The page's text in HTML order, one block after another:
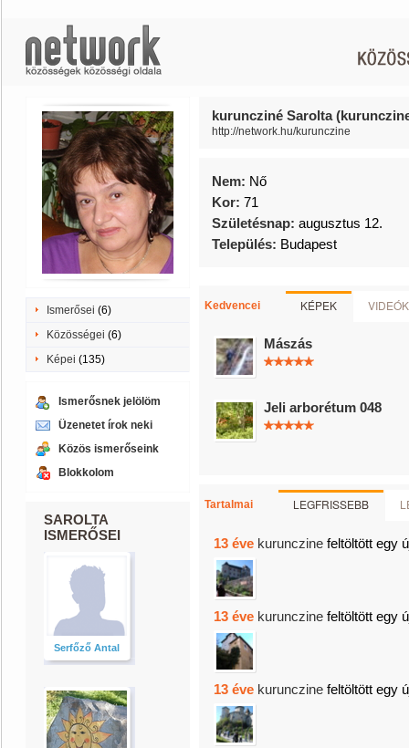
Ismerősei (6)
Közösségei (6)
Képei (135)
Ismerősnek jelölöm
Üzenetet írok neki
Közös ismerőseink
Blokkolom
SAROLTA
ISMERŐSEI
Serfőző Antal
kuruncziné Sarolta
http://network.hu/kurunczine
Nem: Nő
Kor: 71
Születésnap: augusztus 12.
Település: Budapest
Kedvencei KÉPEK VIDEÓK
Mászás
Jeli arborétum 048
Tartalmai LEGFRISSEBB
13 éve kurunczine feltöltött egy
13 éve kurunczine feltöltött egy
13 éve kurunczine feltöltött egy